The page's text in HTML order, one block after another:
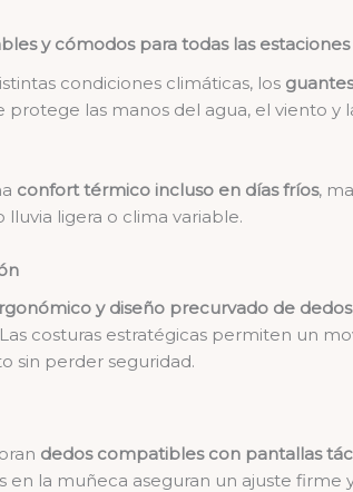
y cómodos para todas las estaciones
condiciones climáticas, los
protege las manos del agua, el viento y
confort térmico incluso en días fríos,
ligera o clima variable.
y diseño precurvado de dedos
costuras estratégicas permiten un
sin perder seguridad.
dedos compatibles con pantallas
en la muñeca aseguran un ajuste firme